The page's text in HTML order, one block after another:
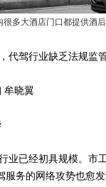
很多大酒店门口都提供酒
驾行业缺乏法规监管
晓翼
已经初具规模。市
服务的网络攻势也愈